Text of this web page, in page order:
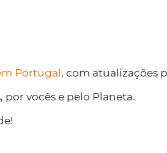
Portugal, com atualizações
por vocês e pelo Planeta.